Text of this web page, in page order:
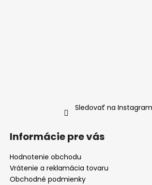
Sledovať na
Informácie pre vás
Hodnotenie obchodu
Vrátenie a reklamácia tovaru
Obchodné podmienky